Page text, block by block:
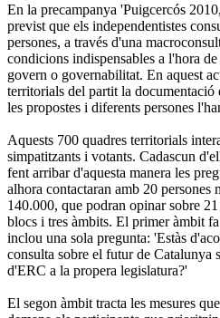
En la precampanya 'Puigcercós
previst que els independentistes
persones, a través d'una
condicions indispensables a l'hora
govern o governabilitat. En aquest
territorials del partit la documentació
les propostes i diferents persones
Aquests 700 quadres territorials
simpatitzants i votants. Cadascun
fent arribar d'aquesta manera les
alhora contactaran amb 20 persones
140.000, que podran opinar sobre
blocs i tres àmbits. El primer àmbit
inclou una sola pregunta: 'Estàs
consulta sobre el futur de Catalunya
d'ERC a la propera legislatura?'
El segon àmbit tracta les mesures